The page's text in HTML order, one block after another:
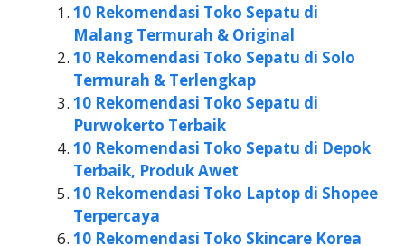
10 Rekomendasi Toko Sepatu di
Malang Termurah & Original
10 Rekomendasi Toko Sepatu di Solo
Termurah & Terlengkap
10 Rekomendasi Toko Sepatu di
Purwokerto Terbaik
10 Rekomendasi Toko Sepatu di Depok
Terbaik, Produk Awet
10 Rekomendasi Toko Laptop di Shopee
Terpercaya
10 Rekomendasi Toko Skincare Korea